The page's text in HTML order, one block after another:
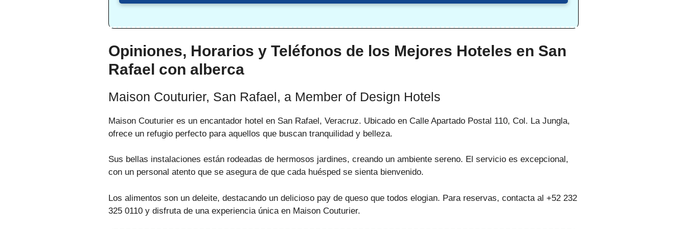
Opiniones, Horarios y Teléfonos de los Mejores Hoteles en San
Rafael con alberca
Maison Couturier, San Rafael, a Member of Design Hotels
Maison Couturier es un encantador hotel en San Rafael, Veracruz. Ubicado en Calle Apartado Postal 110, Col. La Jungla,
ofrece un refugio perfecto para aquellos que buscan tranquilidad y belleza.
Sus bellas instalaciones están rodeadas de hermosos jardines, creando un ambiente sereno. El servicio es excepcional,
con un personal atento que se asegura de que cada huésped se sienta bienvenido.
Los alimentos son un deleite, destacando un delicioso pay de queso que todos elogian. Para reservas, contacta al +52 232
325 0110 y disfruta de una experiencia única en Maison Couturier.